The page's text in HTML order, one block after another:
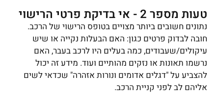
טעות מספר 2 - אי בדיקת פרטי הרישוי
נתונים חשובים ביותר מצויים בטופס הרישוי של הרכב.
חובה לבדוק פרטים כגון: האם הבעלות נקייה או שיש
עיקולים/שעבודים, כמה בעלים היו לרכב בעבר, האם
נרשמו תאונות או נזקים מהותיים ועוד. מידע זה יכול
להצביע על "דגלים אדומים ונורות אזהרה" שכדאי לשים
אליהם לב לפני קניית הרכב.